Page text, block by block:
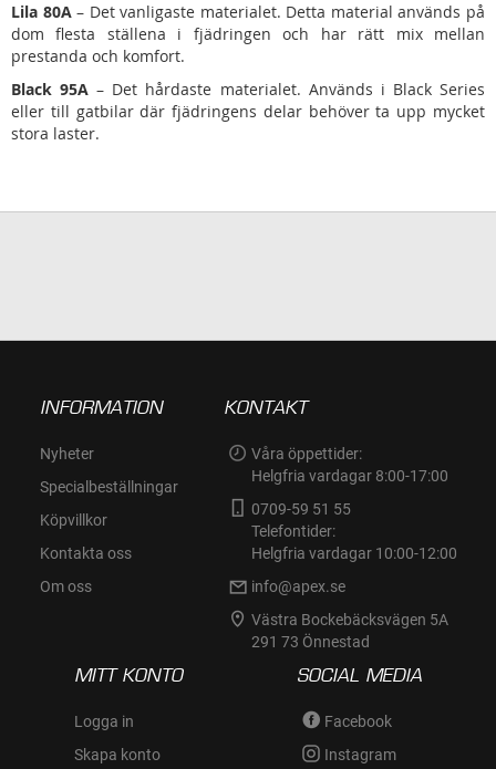
Lila 80A– Det vanligaste materialet. Detta material används på
dom flesta ställena i fjädringen och har rätt mix mellan
prestanda och komfort.
Black 95A – Det hårdaste materialet. Används i Black Series
eller till gatbilar där fjädringens delar behöver ta upp mycket
stora laster.
INFORMATION
Nyheter
Specialbeställningar
Köpvillkor
Kontakta oss
Om oss
KONTAKT
Våra öppettider:
Helgfria vardagar 8:00-17:00
0709-59 51 55
Telefontider:
Helgfria vardagar 10:00-12:00
info@apex.se
Västra Bockebäcksvägen 5A
291 73 Önnestad
MITT KONTO
Logga in
Skapa konto
SOCIAL MEDIA
Facebook
Instagram